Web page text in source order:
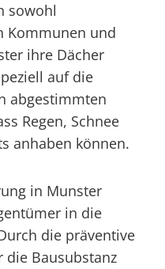
sowohl
Kommunen und
ihre Dächer
auf die
abgestimmten
Regen, Schnee
anhaben können.
in Munster
in die
die präventive
Bausubstanz